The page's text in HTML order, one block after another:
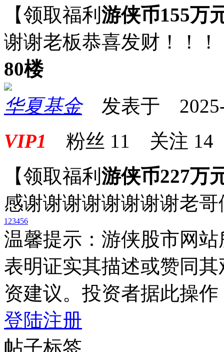
【领取福利 游侠币155万
谢谢老板恭喜发财！！！
80楼
华夏基金发表于 2025-
VIP1 粉丝 11 关注 14
【领取福利 游侠币227万
感谢谢谢谢谢谢谢谢老
1 23456
温馨提示：游侠股市网
表明证实其描述或赞同
资建议。投资者据此操
登陆注册
帖子标签